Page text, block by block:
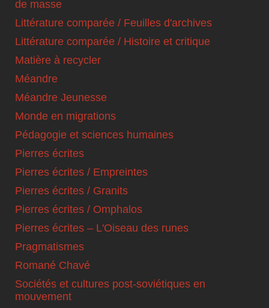
de masse
Littérature comparée / Feuilles d'archives
Littérature comparée / Histoire et critique
Matière à recycler
Méandre
Méandre Jeunesse
Monde en migrations
Pédagogie et sciences humaines
Pierres écrites
Pierres écrites / Empreintes
Pierres écrites / Granits
Pierres écrites / Omphalos
Pierres écrites – L'Oiseau des runes
Pragmatismes
Romané Chavé
Sociétés et cultures post-soviétiques en
mouvement